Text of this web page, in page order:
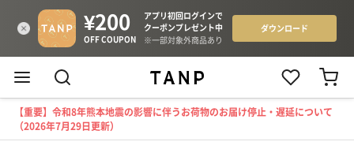
【重要】令和8年熊本地震の影響に伴うお荷物のお届け停止・遅延について
（2026年7月29日更新）